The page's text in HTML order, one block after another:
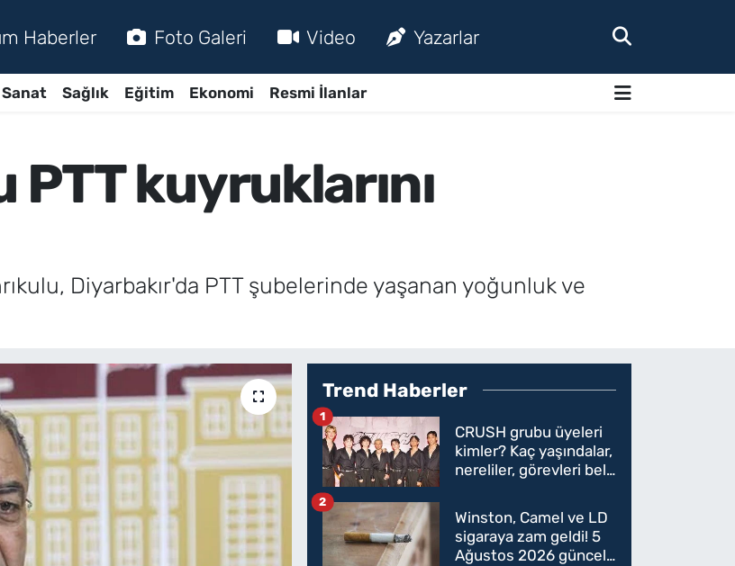
Haberler Foto Galeri Video Yazarlar
Sağlık Eğitim Ekonomi Resmi İlanlar
PTT kuyruklarını
Diyarbakır'da PTT şubelerinde yaşanan yoğunluk ve
Trend Haberler
CRUSH grubu üyeleri
kimler? Kaç yaşındalar,
nereliler, görevleri belli
1
Winston, Camel ve LD
sigaraya zam geldi! 5
Ağustos 2026 güncel
2